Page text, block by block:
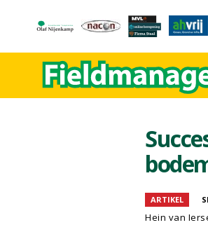
ARTIKEL
Hein van